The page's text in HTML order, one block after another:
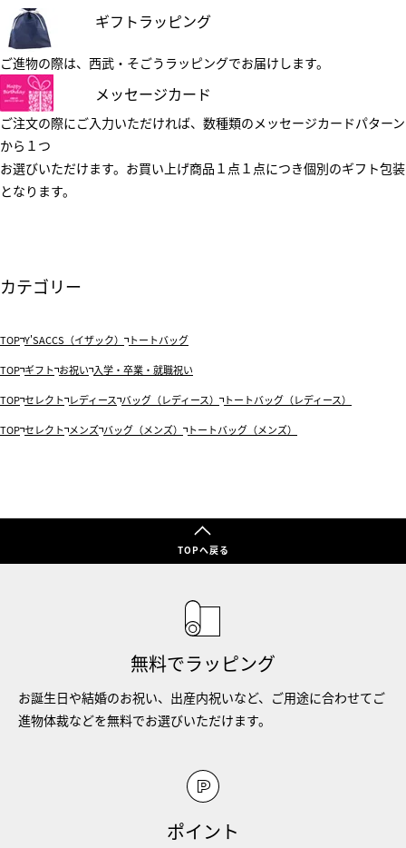
ギフトラッピング
ご進物の際は、西武・そごうラッピングでお届けします。
メッセージカード
ご注文の際にご入力いただければ、数種類のメッセージカードパターン
から１つ
お選びいただけます。お買い上げ商品１点１点につき個別のギフト包装
となります。
カテゴリー
TOP Y'SACCS（イザック） トートバッグ
TOP ギフト お祝い 入学・卒業・就職祝い
TOP セレクト レディース バッグ（レディース） トートバッグ（レディース）
TOP セレクト メンズ バッグ（メンズ） トートバッグ（メンズ）
TOPへ戻る
無料でラッピング
お誕生日や結婚のお祝い、出産内祝いなど、ご用途に合わせてご
進物体裁などを無料でお選びいただけます。
ポイント